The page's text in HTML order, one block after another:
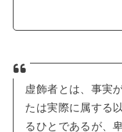
虚飾者とは、事実
たは実際に属する
るひとであるが、